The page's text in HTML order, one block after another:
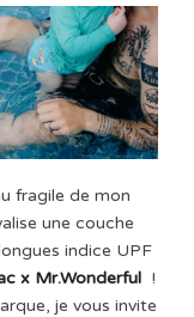
fragile de mon
une couche
indice UPF
x Mr.Wonderful !
je vous invite